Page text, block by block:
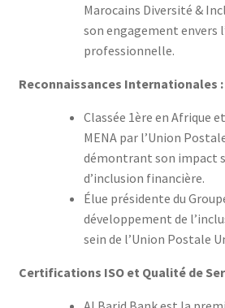
Marocains Diversité &
son engagement envers
professionnelle.
Reconnaissances Internationales :
Classée 1ère en Afrique
MENA par l’Union
démontrant son impact
d’inclusion financière.
Élue présidente du
développement de
sein de l’Union Postale
Certifications ISO et Qualité de